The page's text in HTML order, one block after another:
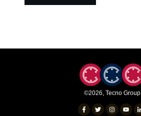
©2026, Tecno Group